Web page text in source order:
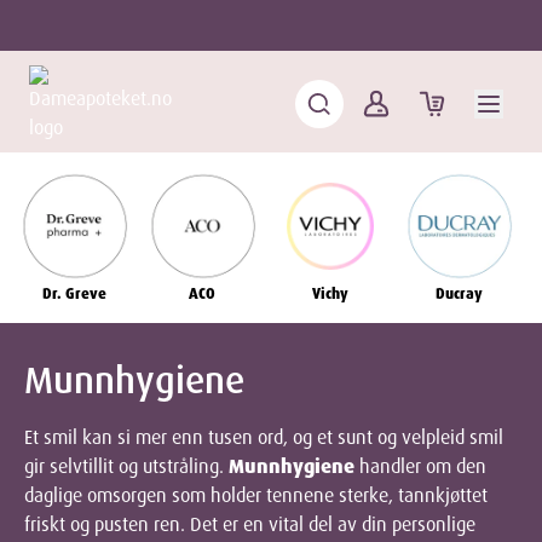
Dr. Greve ACO Vichy Ducray
Munnhygiene
Et smil kan si mer enn tusen ord, og et sunt og velpleid smil
gir selvtillit og utstråling. Munnhygiene handler om den
daglige omsorgen som holder tennene sterke, tannkjøttet
friskt og pusten ren. Det er en vital del av din personlige